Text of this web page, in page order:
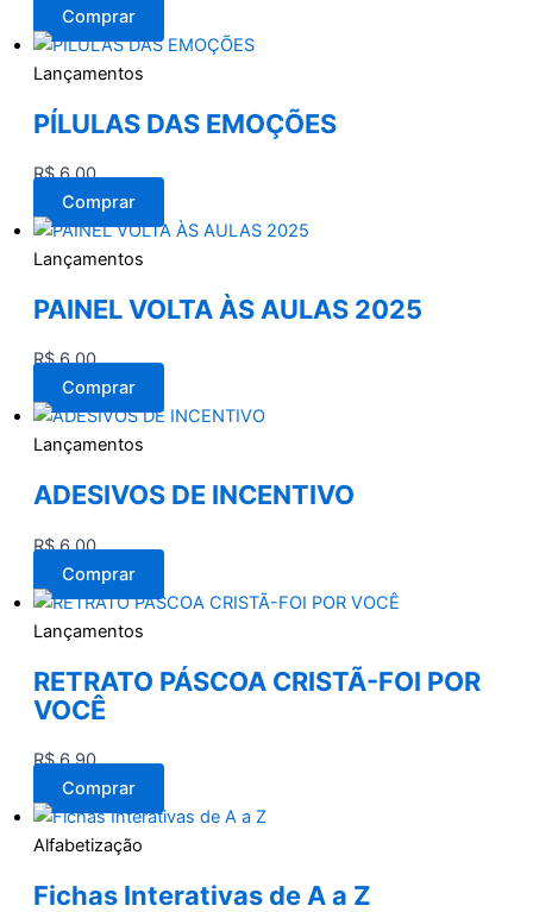
Comprar
Lançamentos
PÍLULAS DAS EMOÇÕES
R$6,00
Comprar
Lançamentos
PAINEL VOLTA ÀS AULAS 2025
R$6,00
Comprar
Lançamentos
ADESIVOS DE INCENTIVO
R$6,00
Comprar
Lançamentos
RETRATO PÁSCOA CRISTÃ-FOI POR
VOCÊ
R$6,90
Comprar
Alfabetização
Fichas Interativas de A a Z